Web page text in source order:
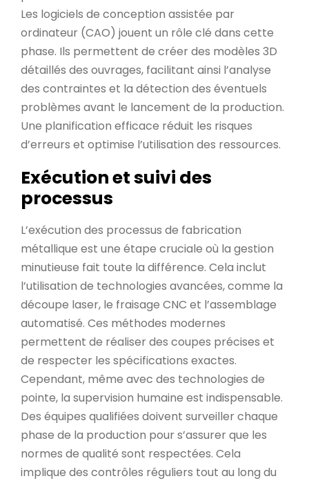
Les logiciels de conception assistée par
ordinateur (CAO) jouent un rôle clé dans cette
phase. Ils permettent de créer des modèles 3D
détaillés des ouvrages, facilitant ainsi l’analyse
des contraintes et la détection des éventuels
problèmes avant le lancement de la production.
Une planification efficace réduit les risques
d’erreurs et optimise l’utilisation des ressources.
Exécution et suivi des
processus
L’exécution des processus de fabrication
métallique est une étape cruciale où la gestion
minutieuse fait toute la différence. Cela inclut
l’utilisation de technologies avancées, comme la
découpe laser, le fraisage CNC et l’assemblage
automatisé. Ces méthodes modernes
permettent de réaliser des coupes précises et
de respecter les spécifications exactes.
Cependant, même avec des technologies de
pointe, la supervision humaine est indispensable.
Des équipes qualifiées doivent surveiller chaque
phase de la production pour s’assurer que les
normes de qualité sont respectées. Cela
implique des contrôles réguliers tout au long du